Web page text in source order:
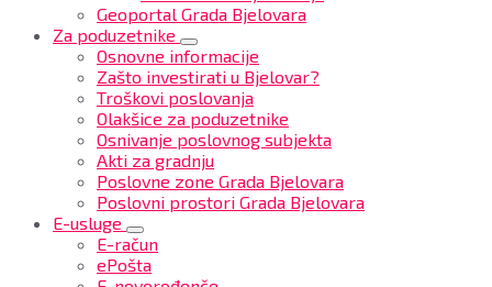
Geoportal Grada Bjelovara
Za poduzetnike
Osnovne informacije
Zašto investirati u Bjelovar?
Troškovi poslovanja
Olakšice za poduzetnike
Osnivanje poslovnog subjekta
Akti za gradnju
Poslovne zone Grada Bjelovara
Poslovni prostori Grada Bjelovara
E-usluge
E-račun
ePošta